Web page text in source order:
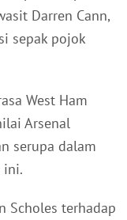
Darren Cann,
sepak pojok
West Ham
Arsenal
serupa dalam
ini.
Scholes terhadap